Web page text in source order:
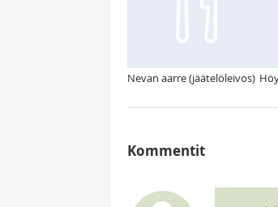
Nevan aarre (jäätelöleivos)
Kommentit